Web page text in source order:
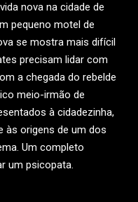
nova na cidade de
pequeno motel de
se mostra mais difícil
precisam lidar com
a chegada do rebelde
meio-irmão de
à cidadezinha,
às origens de um dos
Um completo
um psicopata.